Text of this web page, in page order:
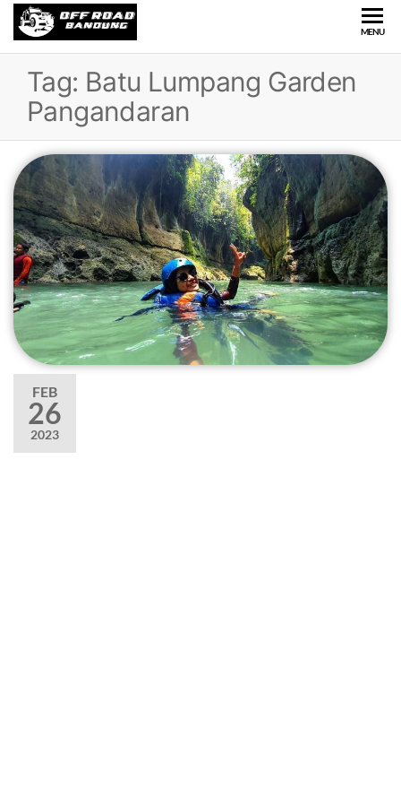
BANDUNG
Offroad
di
Bandung
MENU
Tag: Batu Lumpang Garden
Pangandaran
FEB
26
2023